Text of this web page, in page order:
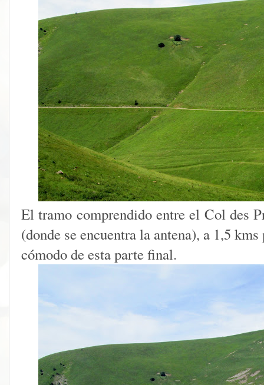
El tramo comprendido entre el Col des
(donde se encuentra la antena), a 1,5
cómodo de esta parte final.